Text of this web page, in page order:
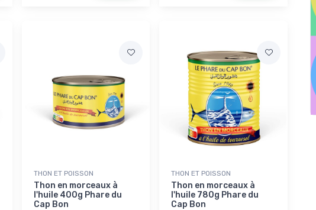
THON ET POISSON
Thon en morceaux à
l'huile 400g Phare du
Cap Bon
THON ET POISSON
Thon en morceaux à
l'huile 780g Phare du
Cap Bon